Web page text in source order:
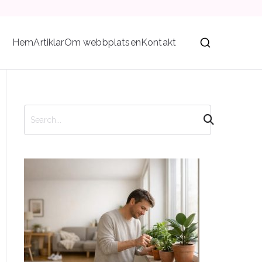
HemArtiklarOm webbplatsenKontakt